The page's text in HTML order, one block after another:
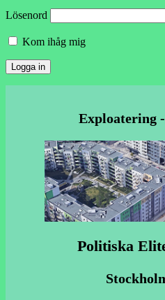
Lösenord
Kom ihåg mig
Exploatering
Politiska